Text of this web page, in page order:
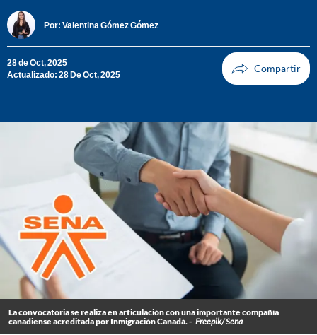
Por: Valentina Gómez Gómez
28 de Oct, 2025
Actualizado: 28 De Oct, 2025
La convocatoria se realiza en articulación con una importante compañía
canadiense acreditada por Inmigración Canadá. - Freepik/ Sena